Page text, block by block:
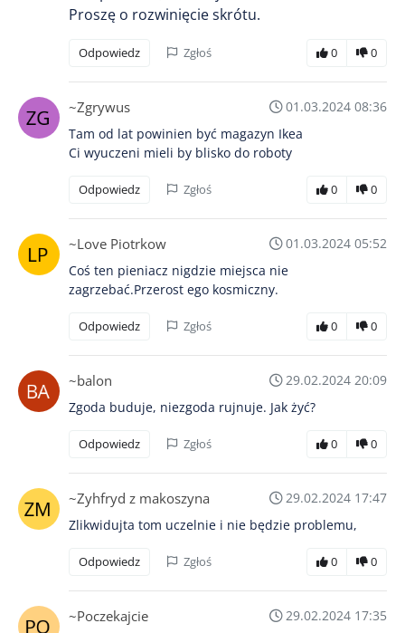
Proszę o rozwinięcie skrótu.
Odpowiedz Zgłoś 0 0
~Zgrywus
01.03.2024 08:36
Tam od lat powinien być magazyn Ikea
Ci wyuczeni mieli by blisko do roboty
Odpowiedz Zgłoś 0 0
~Love Piotrkow
01.03.2024 05:52
Coś ten pieniacz nigdzie miejsca nie
zagrzebać.Przerost ego kosmiczny.
Odpowiedz Zgłoś 0 0
~balon
29.02.2024 20:09
Zgoda buduje, niezgoda rujnuje. Jak żyć?
Odpowiedz Zgłoś 0 0
~Zyhfryd z makoszyna
29.02.2024 17:47
Zlikwidujta tom uczelnie i nie będzie problemu,
Odpowiedz Zgłoś 0 0
~Poczekajcie
29.02.2024 17:35